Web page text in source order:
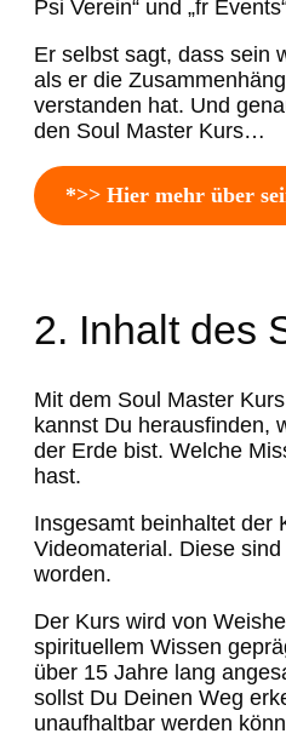
Psi Verein“ und „fr
Er selbst sagt, dass sein
als er die
verstanden hat. Und
den Soul Master Kurs…
*>> Hier mehr über
2. Inhalt des
Mit dem Soul Master
kannst Du herausfinden,
der Erde bist. Welche
hast.
Insgesamt beinhaltet der
Videomaterial. Diese
worden.
Der Kurs wird von
spirituellem Wissen
über 15 Jahre lang
sollst Du Deinen Weg
unaufhaltbar werden